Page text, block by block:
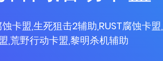
卡盟,生死狙击2辅助,RUST腐蚀卡
,荒野行动卡盟,黎明杀机辅助